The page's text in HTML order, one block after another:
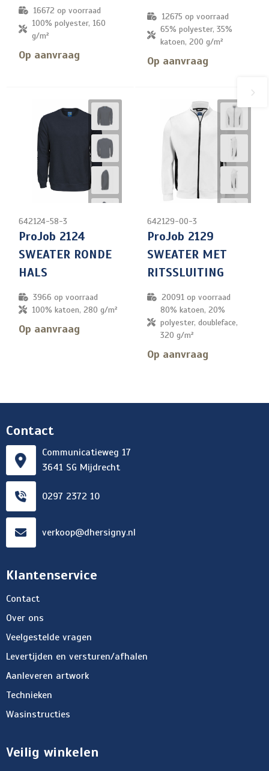
16672 op voorraad
100% polyester, 160
g/m²
Op aanvraag
12675 op voorraad
65% polyester, 35%
katoen, 200 g/m²
Op aanvraag
642124-58-3
ProJob 2124
SWEATER RONDE
HALS
3966 op voorraad
100% katoen, 280 g/m²
Op aanvraag
642129-00-3
ProJob 2129
SWEATER MET
RITSSLUITING
20091 op voorraad
80% katoen, 20%
polyester, doubleface,
320 g/m²
Op aanvraag
Contact
Communicatieweg 17
3641 SG Mijdrecht
0297 2372 10
verkoop@dhersigny.nl
Klantenservice
Contact
Over ons
Veelgestelde vragen
Levertijden en versturen/afhalen
Aanleveren artwork
Technieken
Wasinstructies
Veilig winkelen